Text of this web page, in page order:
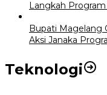
Langkah Program
Bupati Magelang
Aksi Janaka
Teknologi